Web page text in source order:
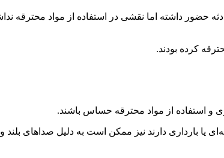
در محل حادثه حضور داشته اما نقشی در استفاده از مواد
کرده بودند.
و استفاده از مواد محترقه حساس باشند.
بارداری دارند نیز ممکن است به دلیل صداهای بلند